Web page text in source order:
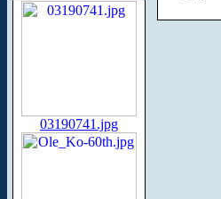
03190741.jpg